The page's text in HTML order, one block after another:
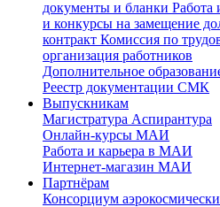
документы и бланки
и конкурсы на замещение
контракт Комиссия по
организация работников
Дополнительное
Реестр документации СМК
Выпускникам
Магистратура Аспирантура
Онлайн-курсы МАИ
Работа и карьера в МАИ
Интернет-магазин МАИ
Партнёрам
Консорциум